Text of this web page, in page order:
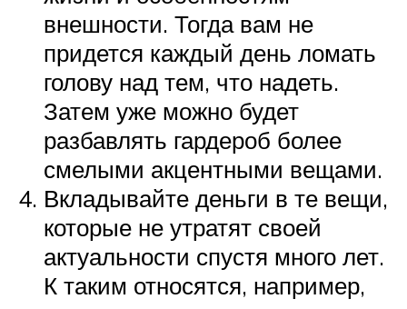
внешности. Тогда вам не
придется каждый день ломать
голову над тем, что надеть.
Затем уже можно будет
разбавлять гардероб более
смелыми акцентными вещами.
Вкладывайте деньги в те вещи,
которые не утратят своей
актуальности спустя много лет.
К таким относятся, например,